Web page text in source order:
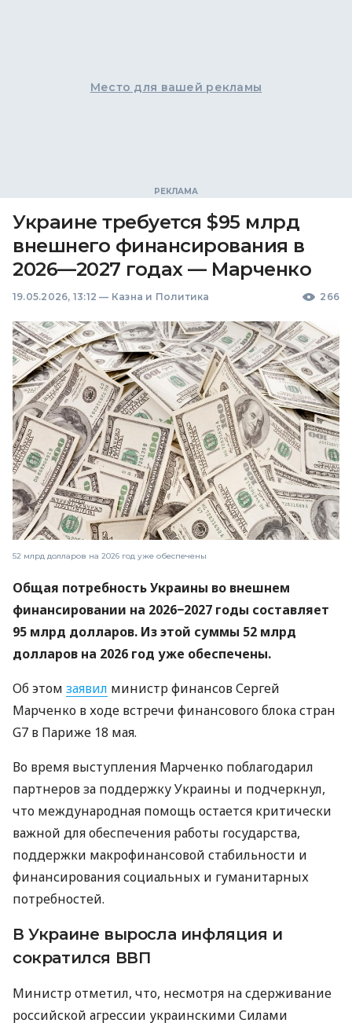
Место для вашей рекламы
Украине требуется $95 млрд
внешнего финансирования в
2026—2027 годах — Марченко
19.05.2026, 13:12 — Казна и Политика 266
52 млрд долларов на 2026 год уже обеспечены
Общая потребность Украины во внешнем
финансировании на 2026−2027 годы составляет
95 млрд долларов. Из этой суммы 52 млрд
долларов на 2026 год уже обеспечены.
Об этом заявил министр финансов Сергей
Марченко в ходе встречи финансового блока стран
G7 в Париже 18 мая.
Во время выступления Марченко поблагодарил
партнеров за поддержку Украины и подчеркнул,
что международная помощь остается критически
важной для обеспечения работы государства,
поддержки макрофинансовой стабильности и
финансирования социальных и гуманитарных
потребностей.
В Украине выросла инфляция и
сократился ВВП
Министр отметил, что, несмотря на сдерживание
российской агрессии украинскими Силами